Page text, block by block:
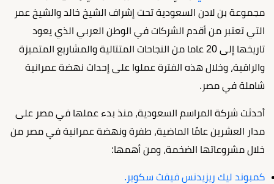
مجموعة بن لادن السعودية تحت إشراف الشيخ خالد والشيخ عمر
التي تعتبر من أقدم الشركات في الوطن العربي الذي يعود
تاريخها إلى 20 عاما من النجاحات المتتالية والمشاريع المتميزة
والراقية، وخلال هذه الفترة عملوا على إحداث نهضة عمرانية
شاملة في مصر.
أحدثت شركة المراسم السعودية، منذ بدء عملها في مصر على
مدار العشرين عامًا الماضية، طفرة ونهضة عمرانية في مصر من
خلال مشروعاتها الضخمة، ومن أهمها:
كمبوند ليك ريزيدنس فيفث سكوير.